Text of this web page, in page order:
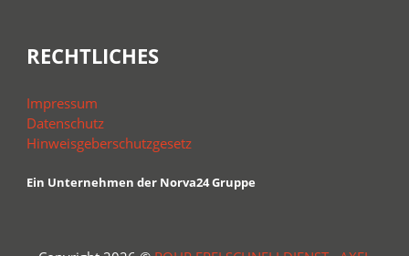
RECHTLICHES
Impressum
Datenschutz
Hinweisgeberschutzgesetz
Ein Unternehmen der Norva24 Gruppe